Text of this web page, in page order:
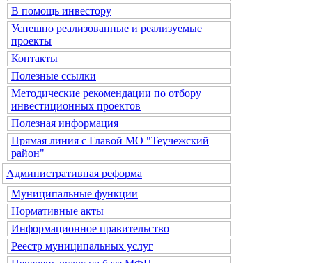
В помощь инвестору
Успешно реализованные и реализуемые
проекты
Контакты
Полезные ссылки
Методические рекомендации по отбору
инвестиционных проектов
Полезная информация
Прямая линия с Главой МО "Теучежский
район"
Административная реформа
Муниципальные функции
Нормативные акты
Информационное правительство
Реестр муниципальных услуг